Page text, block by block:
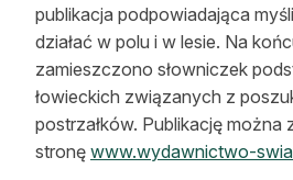
publikacja podpowiadająca
działać w polu i w lesie. Na
zamieszczono słowniczek
łowieckich związanych z
postrzałków. Publikację można
stronę www.wydawnictwo-